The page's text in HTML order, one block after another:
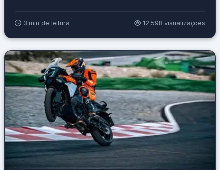
flagrada A KTM está renovando sua categoria Adventure,
pois quer oferecer produtos ainda mais qualificados e […]
3 min de leitura 12.598 visualizações